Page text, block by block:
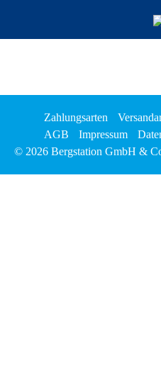
Zahlungsarten
AGB
Impressum
© 2026 Bergstation GmbH &